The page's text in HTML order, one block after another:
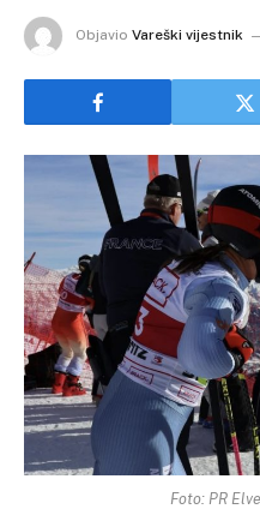
Objavio Vareški vijestnik
Foto: PR